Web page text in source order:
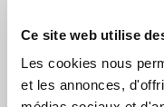
Ce site web utilise
Les cookies nous
et les annonces,
Ainsi, la femme
pratiquement pas